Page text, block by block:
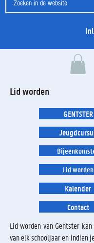
Lid worden
GENTSTER
Lid worden
Kalender
Contact
Lid worden van Gentster
van elk schooljaar en indien